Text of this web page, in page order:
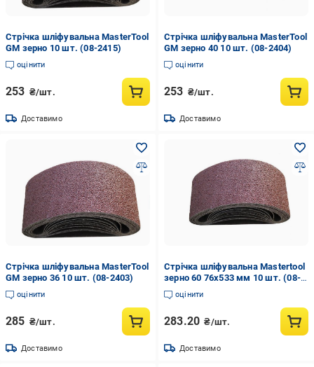
Стрічка шліфувальна MasterTool
GM зерно 10 шт. (08-2415)
оцінити
253 ₴/шт.
Доставимо
Стрічка шліфувальна MasterTool
GM зерно 40 10 шт. (08-2404)
оцінити
253 ₴/шт.
Доставимо
Стрічка шліфувальна MasterTool
GM зерно 36 10 шт. (08-2403)
оцінити
285 ₴/шт.
Доставимо
Стрічка шліфувальна Mastertool
зерно 60 76x533 мм 10 шт. (08-
2406)
оцінити
283.20 ₴/шт.
Доставимо